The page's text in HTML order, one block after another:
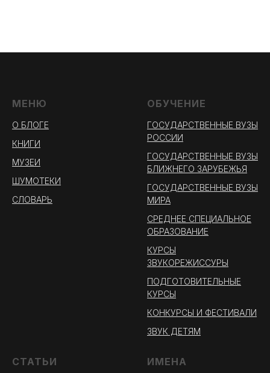
МЕНЮ
О БЛОГЕ
КНИГИ
МУЗЕИ
ШУМОТЕКИ
СЛОВАРЬ
ОБУЧЕНИЕ
ГОСУДАРСТВЕННЫЕ ВУЗЫ
РОССИИ
ГОСУДАРСТВЕННЫЕ ВУЗЫ
БЛИЖНЕГО ЗАРУБЕЖЬЯ
ГОСУДАРСТВЕННЫЕ ВУЗЫ
МИРА
СРЕДНЕЕ СПЕЦИАЛЬНОЕ
ОБРАЗОВАНИЕ
КУРСЫ
ЗВУКОРЕЖИССУРЫ
ПОДГОТОВИТЕЛЬНЫЕ
КУРСЫ
КОНКУРСЫ И ФЕСТИВАЛИ
ЗВУК ДЕТЯМ
СТАТЬИ ИМЕНА